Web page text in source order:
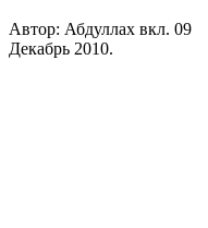
Автор: Абдуллах вкл. 09
Декабрь 2010.